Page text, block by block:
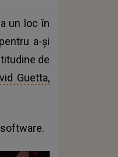
un loc în
a-şi
de
Guetta,